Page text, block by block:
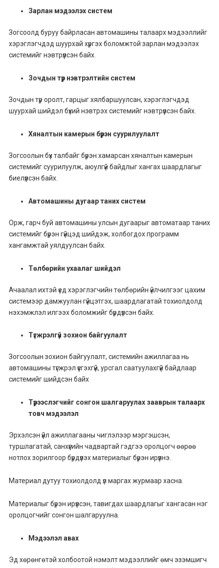
Зарлан мэдээлэх систем
Зогсоолд буруу байрласан автомашины талаарх мэдээллийг
хэрэглэгчдэд шуурхай хүргэх боломжтой зарлан мэдээлэх
системийг нэвтрүүлсэн байх.
Зочдын түр нэвтрэлтийн систем
Зочдын түр оролт, гарцыг хялбаршуулсан, хэрэглэгчдэд
шуурхай шийдэл бүхий нэвтрэх системийг нэвтрүүлсэн байх.
Хяналтын камерын бүрэн суурилуулалт
Зогсоолын бүх талбайг бүрэн хамарсан хяналтын камерын
системийг суурилуулж, аюулгүй байдлыг хангах шаардлагыг
биелүүлсэн байх.
Автомашины дугаар таних систем
Орж, гарч буй автомашины улсын дугаарыг автоматаар таних
системийг бүрэн гүйцэд шийдэж, холбогдох программ
хангамжтай уялдуулсан байх.
Төлбөрийн ухаалаг шийдэл
Ачаалал ихтэй үед хэрэглэгчийн төлбөрийн үйлчилгээг цахим
системээр дамжуулан гүйцэтгэх, шаардлагатай тохиолдолд
нэхэмжлэл илгээх боломжийг бүрдүүлсэн байх.
Түгжрэлгүй зохион байгуулалт
Зогсоолын зохион байгуулалт, системийн ажиллагаа нь
автомашины түгжрэл үүсгэхгүй, урсгал саатуулахгүй байдлаар
системийг шийдсэн байх
Түрээслэгчийг сонгон шалгаруулах зааврын талаарх
товч мэдээлэл
Эрхэлсэн үйл ажиллагааны чиглэлээр мэргэшсэн,
туршлагатай, санхүүгийн чадвартай гэдгээ оролцогч өөрөө
нотлох зорилгоор бүрдүүлэх материалыг бүрэн ирүүлнэ.
Материал дутуу тохиолдолд үл маргах журмаар хасна.
Материалыг бүрэн ирүүлсэн, тавигдах шаардлагыг хангасан нэг
оролцогчийг сонгон шалгаруулна.
Мэдээлэл авах
Эд хөрөнгөтэй холбоотой нэмэлт мэдээллийг өмч эзэмшигч